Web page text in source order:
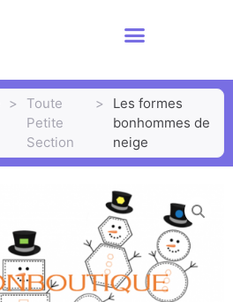
>
Toute
Petite
Section
>
Les formes
bonhommes de
neige